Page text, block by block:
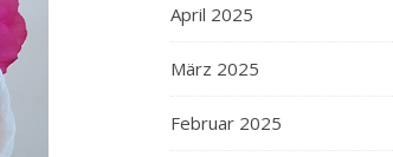
April 2025
März 2025
Februar 2025